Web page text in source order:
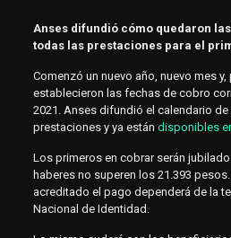
Anses difundió cómo quedaron
todas las prestaciones para el
Comenzó un nuevo año, nuevo mes y,
establecieron las fechas de cobro
2021. Anses difundió el calendario
prestaciones y ya están disponibles
Los primeros en cobrar serán
haberes no superen los 21.393
acreditado el pago dependerá de la
Nacional de Identidad.